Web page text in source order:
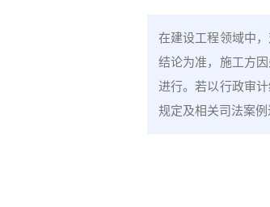
在建设工程领域中
结论为准，施工方
进行。若以行政审
规定及相关司法案例